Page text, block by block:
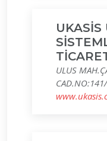
ULUS